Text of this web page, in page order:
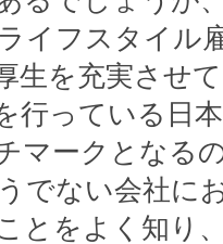
イフスタイル
生を充実させ
行っている日
マークとなる
でない会社に
とをよく知り